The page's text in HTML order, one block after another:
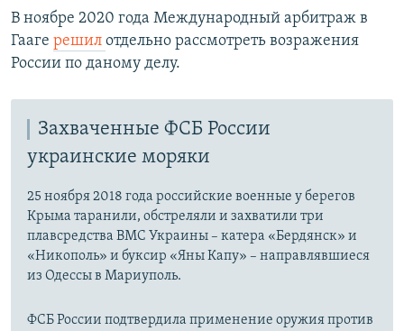
В ноябре 2020 года Международный арбитраж в
Гааге решил отдельно рассмотреть возражения
России по даному делу.
Захваченные ФСБ России
украинские моряки
25 ноября 2018 года российские военные у берегов
Крыма таранили, обстреляли и захватили три
плавсредства ВМС Украины – катера «Бердянск» и
«Никополь» и буксир «Яны Капу» – направлявшиеся
из Одессы в Мариуполь.
ФСБ России подтвердила применение оружия против